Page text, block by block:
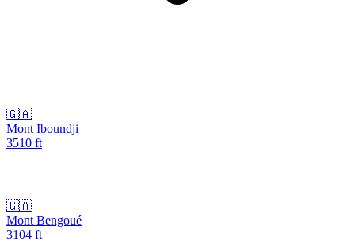
🇬🇦
Mont Iboundji
3510 ft
🇬🇦
Mont Bengoué
3104 ft